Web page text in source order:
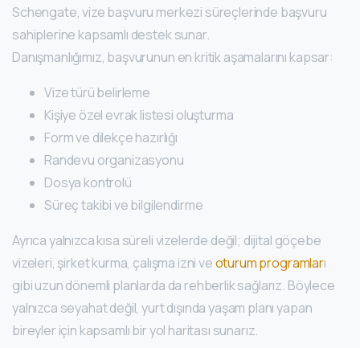
Schengate, vize başvuru merkezi süreçlerinde başvuru
sahiplerine kapsamlı destek sunar.
Danışmanlığımız, başvurunun en kritik aşamalarını kapsar:
Vize türü belirleme
Kişiye özel evrak listesi oluşturma
Form ve dilekçe hazırlığı
Randevu organizasyonu
Dosya kontrolü
Süreç takibi ve bilgilendirme
Ayrıca yalnızca kısa süreli vizelerde değil; dijital göçebe
vizeleri, şirket kurma, çalışma izni veoturum programları
gibi uzun dönemli planlarda da rehberlik sağlarız. Böylece
yalnızca seyahat değil, yurt dışında yaşam planı yapan
bireyler için kapsamlı bir yol haritası sunarız.